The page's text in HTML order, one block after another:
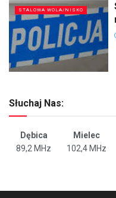
STALOWA WOLA/NISKO
Słuchaj Nas:
Dębica Mielec
89,2 MHz
102,4 MHz